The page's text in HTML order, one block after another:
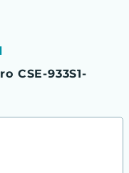
CSE-933S1-